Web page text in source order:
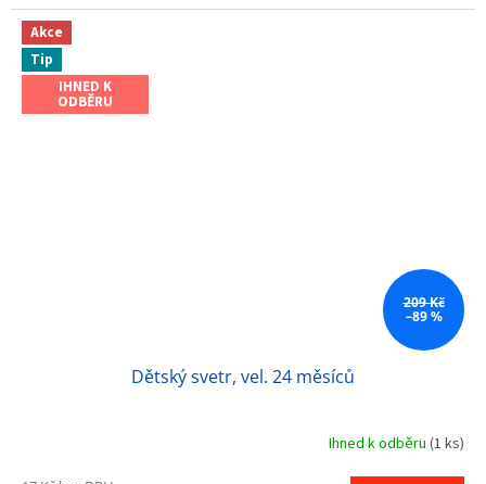
Akce
Tip
IHNED K
ODBĚRU
209 Kč
–89 %
Dětský svetr, vel. 24 měsíců
Ihned k odběru (1 ks)